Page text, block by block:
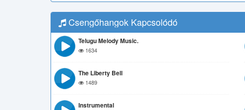
Csengőhangok Kapcsolódó
Telugu Melody Music.
1634
The Liberty Bell
1489
Instrumental